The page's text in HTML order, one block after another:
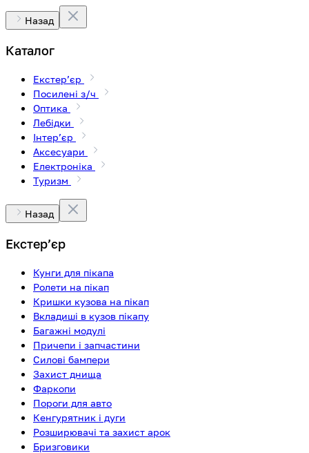
Назад
Каталог
Екстерʼєр
Посилені з/ч
Оптика
Лебідки
Інтерʼєр
Аксесуари
Електроніка
Туризм
Назад
Екстерʼєр
Кунги для пікапа
Ролети на пікап
Кришки кузова на пікап
Вкладиші в кузов пікапу
Багажні модулі
Причепи і запчастини
Силові бампери
Захист днища
Фаркопи
Пороги для авто
Кенгурятник і дуги
Розширювачі та захист арок
Бризговики